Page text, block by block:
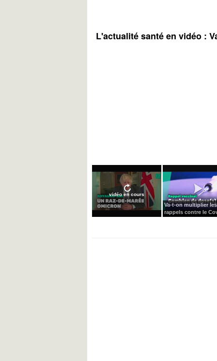
L'actualité santé en vidéo :
vidéo en cours
Va-t-on multiplier les
rappels contre le